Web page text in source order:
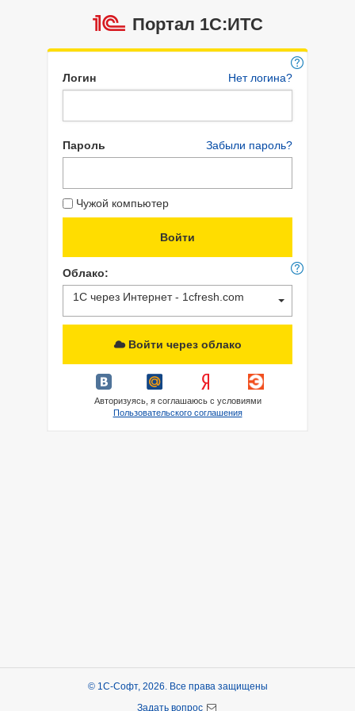
Портал 1C:ИТС
Логин Нет логина?
Пароль Забыли пароль?
Чужой компьютер
Облако:
1С через Интернет - 1cfresh.com
Войти через облако
Авторизуясь, я соглашаюсь с условиями
Пользовательского соглашения
© 1С-Софт, 2026. Все права защищены
Задать вопрос